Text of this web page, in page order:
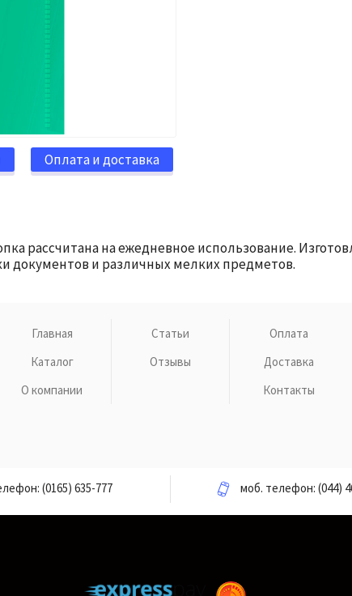
Оплата и доставка
рассчитана на ежедневное использование.
документов и различных мелких предметов.
Главная
Каталог
О компании
Статьи
Отзывы
Оплата
Доставка
Контакты
(0165) 635-777 моб. телефон:(044)